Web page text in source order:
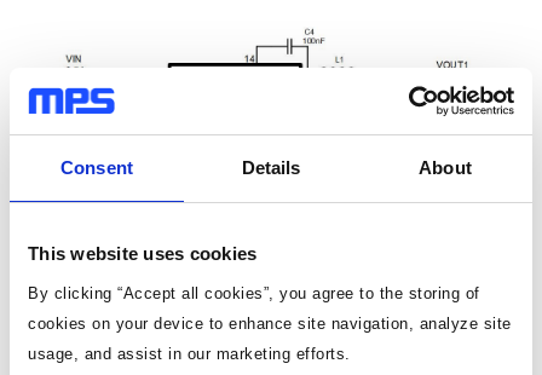
Consent Details About
This website uses cookies
By clicking “Accept all cookies”, you agree to the storing of
cookies on your device to enhance site navigation, analyze site
usage, and assist in our marketing efforts.